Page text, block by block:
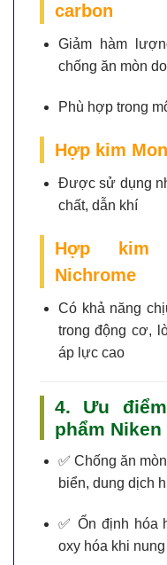
carbon
Giảm hàm
chống ăn mòn
Phù hợp trong
Hợp kim
Được sử dụng
chất, dẫn khí
Hợp kim
Nichrome
Có khả năng
trong động cơ,
áp lực cao
4. Ưu
phẩm Niken
✅Chống ăn
biển, dung dịch
✅ Ổn định hóa
oxy hóa khi